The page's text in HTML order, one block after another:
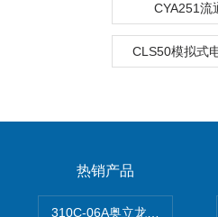
CYA251流
CLS50模拟式
热销产品
310C-06A奥立龙实验室台式